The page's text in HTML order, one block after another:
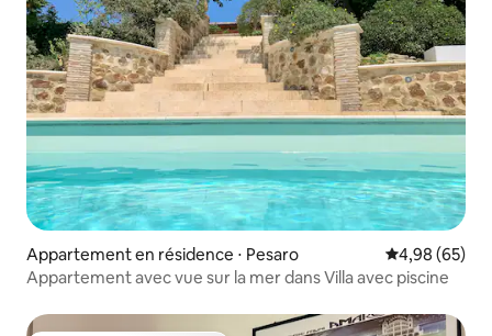
Appartement en résidence ⋅ Pesaro Évaluation
4,98 (65)
Appartement avec vue sur la mer dans Villa avec piscine